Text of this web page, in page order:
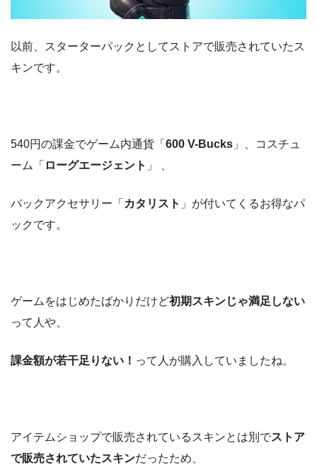
以前、スターターパックとしてストアで販売されていたス
キンです。
540円の課金でゲーム内通貨「 600 V-Bucks 」、コスチュ
ーム「 ローグエージェント 」 、
バックアクセサリー「 カタリスト 」が付いてくるお得なパ
ックです。
ゲームをはじめたばかりだけど初期スキンじゃ満足しない
って人や、
課金額が若干足りない！ って人が購入していましたね。
アイテムショップで販売されているスキンとは別でストア
で販売されていたスキンだったため、